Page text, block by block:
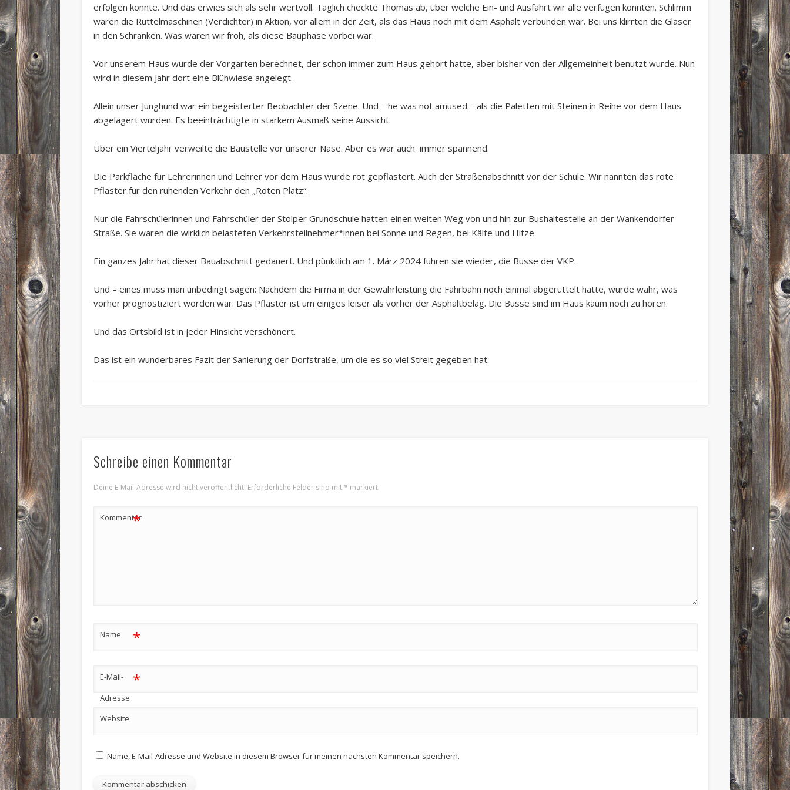
erfolgen konnte. Und das erwies sich als sehr wertvoll. Täglich checkte Thomas ab, über welche Ein- und Ausfahrt wir alle verfügen konnten. Schlimm
waren die Rüttelmaschinen (Verdichter) in Aktion, vor allem in der Zeit, als das Haus noch mit dem Asphalt verbunden war. Bei uns klirrten die Gläser
in den Schränken. Was waren wir froh, als diese Bauphase vorbei war.
Vor unserem Haus wurde der Vorgarten berechnet, der schon immer zum Haus gehört hatte, aber bisher von der Allgemeinheit benutzt wurde. Nun
wird in diesem Jahr dort eine Blühwiese angelegt.
Allein unser Junghund war ein begeisterter Beobachter der Szene. Und – he was not amused – als die Paletten mit Steinen in Reihe vor dem Haus
abgelagert wurden. Es beeinträchtigte in starkem Ausmaß seine Aussicht.
Über ein Vierteljahr verweilte die Baustelle vor unserer Nase. Aber es war auch immer spannend.
Die Parkfläche für Lehrerinnen und Lehrer vor dem Haus wurde rot gepflastert. Auch der Straßenabschnitt vor der Schule. Wir nannten das rote
Pflaster für den ruhenden Verkehr den „Roten Platz“.
Nur die Fahrschülerinnen und Fahrschüler der Stolper Grundschule hatten einen weiten Weg von und hin zur Bushaltestelle an der Wankendorfer
Straße. Sie waren die wirklich belasteten Verkehrsteilnehmer*innen bei Sonne und Regen, bei Kälte und Hitze.
Ein ganzes Jahr hat dieser Bauabschnitt gedauert. Und pünktlich am 1. März 2024 fuhren sie wieder, die Busse der VKP.
Und – eines muss man unbedingt sagen: Nachdem die Firma in der Gewährleistung die Fahrbahn noch einmal abgerüttelt hatte, wurde wahr, was
vorher prognostiziert worden war. Das Pflaster ist um einiges leiser als vorher der Asphaltbelag. Die Busse sind im Haus kaum noch zu hören.
Und das Ortsbild ist in jeder Hinsicht verschönert.
Das ist ein wunderbares Fazit der Sanierung der Dorfstraße, um die es so viel Streit gegeben hat.
Schreibe einen Kommentar
Deine E-Mail-Adresse wird nicht veröffentlicht. Erforderliche Felder sind mit* markiert
Kommentar
*
Name *
E-Mail-
Adresse
*
Website
Name, E-Mail-Adresse und Website in diesem Browser für meinen nächsten Kommentar speichern.